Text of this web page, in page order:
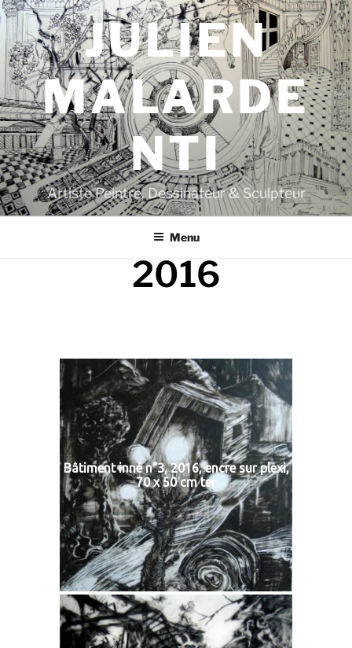
JULIEN
MALARDE
NTI
Artiste Peintre, Dessinateur & Sculpteur
Menu
2016
Bâtiment inné n°3, 2016, encre sur plexi,
70 x 50 cm ter